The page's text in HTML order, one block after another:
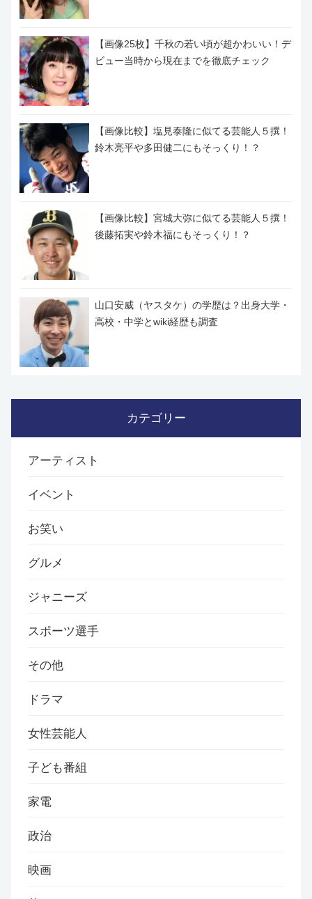
【画像25枚】千秋の若い頃が超かわいい！デ
ビュー当時から現在までを徹底チェック
【画像比較】塩見泰隆に似てる芸能人５撰！
鈴木亮平や多田健二にもそっくり！？
【画像比較】宮城大弥に似てる芸能人５撰！
後藤拓実や鈴木福にもそっくり！？
山口安威（ヤスタケ）の学歴は？出身大学・
高校・中学とwiki経歴も調査
カテゴリー
アーティスト
イベント
お笑い
グルメ
ジャニーズ
スポーツ選手
その他
ドラマ
女性芸能人
子ども番組
家電
政治
映画